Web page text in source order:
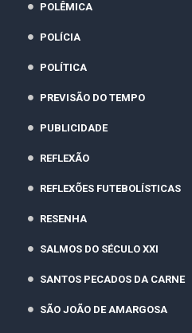
POLÊMICA
POLÍCIA
POLÍTICA
PREVISÃO DO TEMPO
PUBLICIDADE
REFLEXÃO
REFLEXÕES FUTEBOLÍSTICAS
RESENHA
SALMOS DO SÉCULO XXI
SANTOS PECADOS DA CARNE
SÃO JOÃO DE AMARGOSA